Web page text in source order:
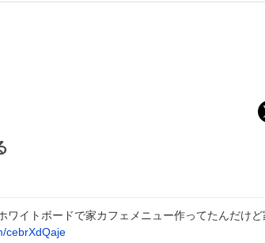
ワイトボードで家カフェメニュー作ってたんだけど
cebrXdQaje